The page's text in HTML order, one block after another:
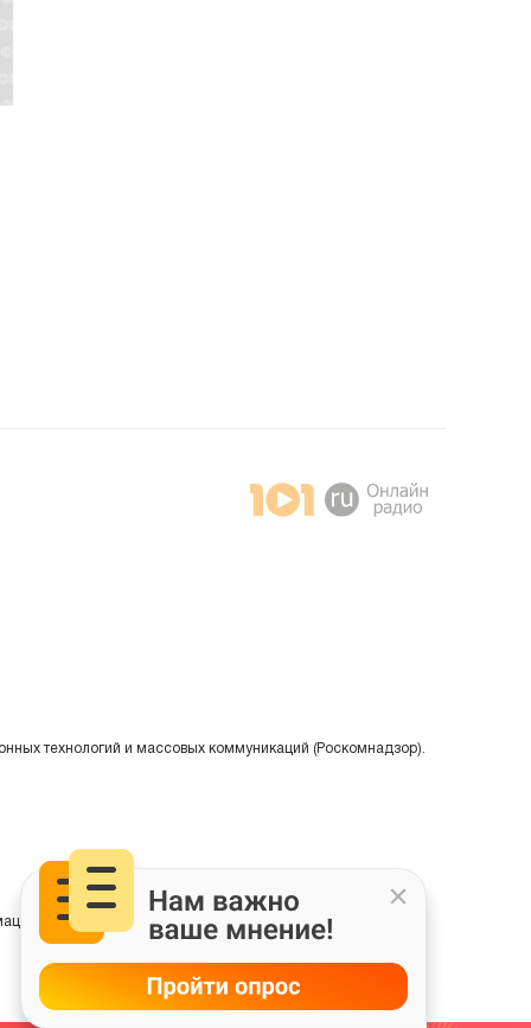
технологий и массовых коммуникаций (Роскомнадзор).
на основе сбора, систематизации и анализа сведений,